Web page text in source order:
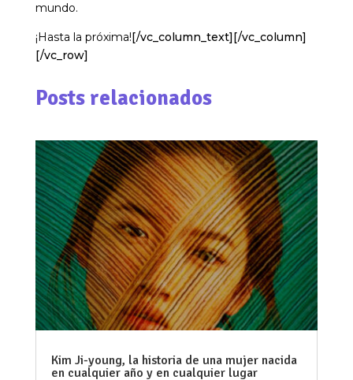
mundo.
¡Hasta la próxima! [/vc_column_text][/vc_column]
[/vc_row]
Posts relacionados
Kim Ji-young, la historia de una mujer nacida
en cualquier año y en cualquier lugar